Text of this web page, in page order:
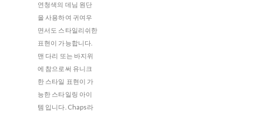
연청색의 데님 원단
을 사용하여 귀여우
면서도 스타일리쉬한
표현이 가능합니다.
맨 다리 또는 바지위
에 참으로써 유니크
한 스타일 표현이 가
능한 스타일링 아이
템 입니다. Chaps라